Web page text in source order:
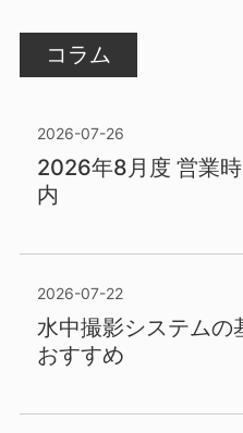
コラム
2026-07-26
2026年8月度 営業
内
2026-07-22
水中撮影システムの
おすすめ